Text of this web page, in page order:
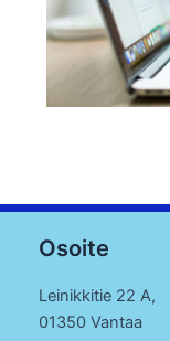
Osoite
Leinikkitie 22 A,
01350 Vantaa